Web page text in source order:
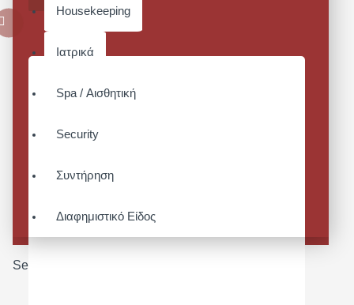
Housekeeping
Ιατρικά
Spa / Αισθητική
Security
Συντήρηση
Διαφημιστικό Είδος
Search